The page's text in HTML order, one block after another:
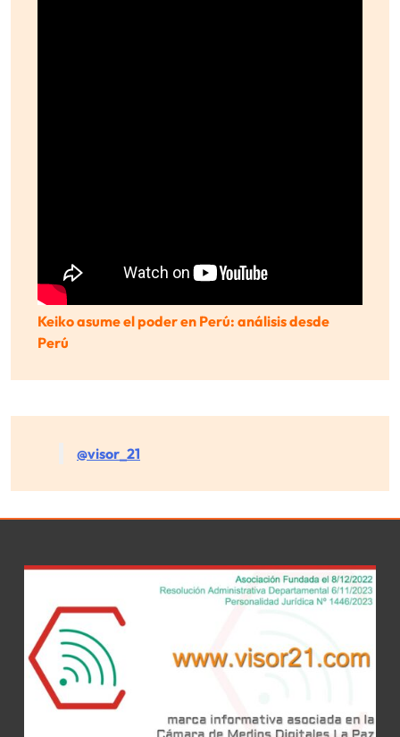
Keiko asume el poder en Perú: análisis desde
Perú
@visor_21